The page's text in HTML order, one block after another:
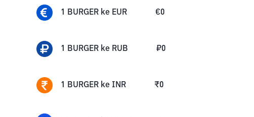
1 BURGER ke EUR €0
1 BURGER ke RUB ₽0
1 BURGER ke INR ₹0